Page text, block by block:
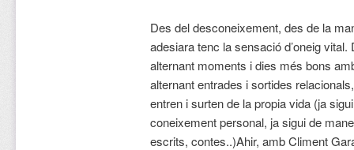
Des del desconeixement, des de la
adesiara tenc la sensació d’oneig
alternant moments i dies més bons
alternant entrades i sortides
entren i surten de la propia vida (ja
coneixement personal, ja sigui de
escrits, contes..)Ahir, amb Climent